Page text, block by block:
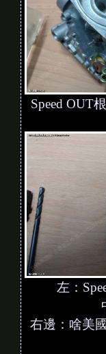
Speed OUT
左：
右邊：啥美